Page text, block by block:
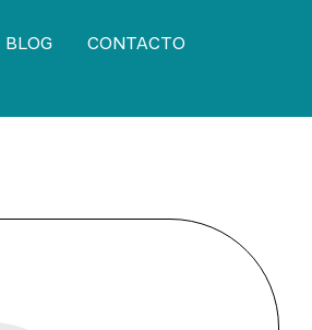
BLOG CONTACTO